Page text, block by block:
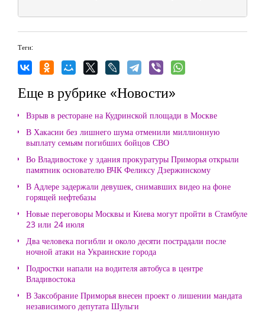
Теги:
Еще в рубрике «Новости»
Взрыв в ресторане на Кудринской площади в Москве
В Хакасии без лишнего шума отменили миллионную
выплату семьям погибших бойцов СВО
Во Владивостоке у здания прокуратуры Приморья открыли
памятник основателю ВЧК Феликсу Дзержинскому
В Адлере задержали девушек, снимавших видео на фоне
горящей нефтебазы
Новые переговоры Москвы и Киева могут пройти в Стамбуле
23 или 24 июля
Два человека погибли и около десяти пострадали после
ночной атаки на Украинские города
Подростки напали на водителя автобуса в центре
Владивостока
В Заксобрание Приморья внесен проект о лишении мандата
независимого депутата Шульги